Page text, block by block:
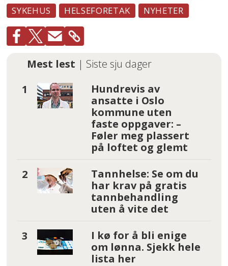
SYKEHUS
HELSEFORETAK NYHETER
Mest lest | Siste sju dager
Hundrevis av
ansatte i Oslo
kommune uten
faste oppgaver: –
Føler meg plassert
på loftet og glemt
Tannhelse: Se om du
har krav på gratis
tannbehandling
uten å vite det
I kø for å bli enige
om lønna. Sjekk hele
lista her